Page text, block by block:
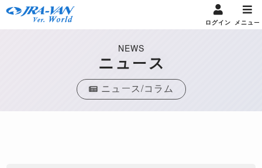
ログイン メニュー
NEWS
ニュース
ニュース/コラム